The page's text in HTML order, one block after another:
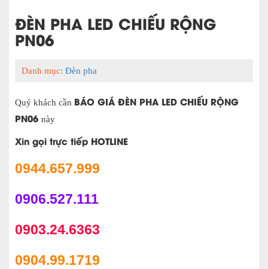
ĐÈN PHA LED CHIẾU RỘNG
PN06
Danh mục: Đèn pha
Quý khách cần BÁO GIÁ ĐÈN PHA LED CHIẾU RỘNG
PN06 này
Xin gọi trực tiếp HOTLINE
0944.657.999
0906.527.111
0903.24.6363
0904.99.1719